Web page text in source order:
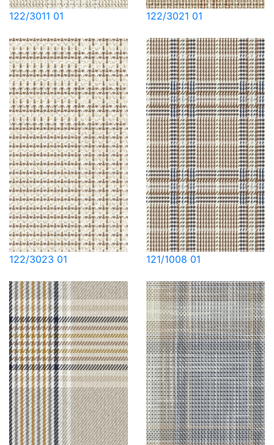
122/3011 01 122/3021 01
122/3023 01 121/1008 01